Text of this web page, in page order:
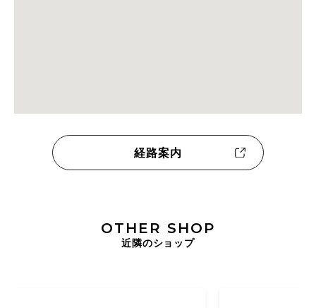
経路案内
OTHER SHOP
近隣のショップ